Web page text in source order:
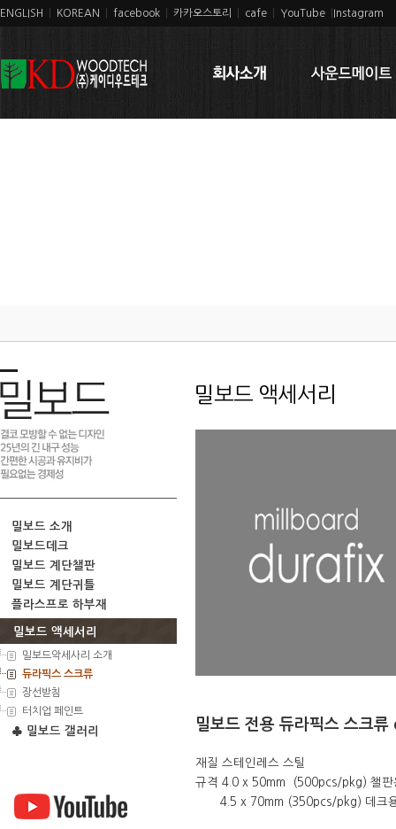
ENGLISH KOREAN facebook 카카오스토리 cafe YouTube Instagram
밀보드 소개
밀보드데크
밀보드 계단챌판
밀보드 계단귀틀
플라스프로 하부재
밀보드 액세서리
밀보드악세사리 소개
듀라픽스 스크류
장선받침
터치업 페인트
♣ 밀보드 갤러리
밀보드 액세서리
밀보드 전용 듀라픽스 스크
재질 스테인레스 스틸
규격 4.0 x 50mm (500pcs/pkg) 챌판
4.5 x 70mm (350pcs/pkg) 데크